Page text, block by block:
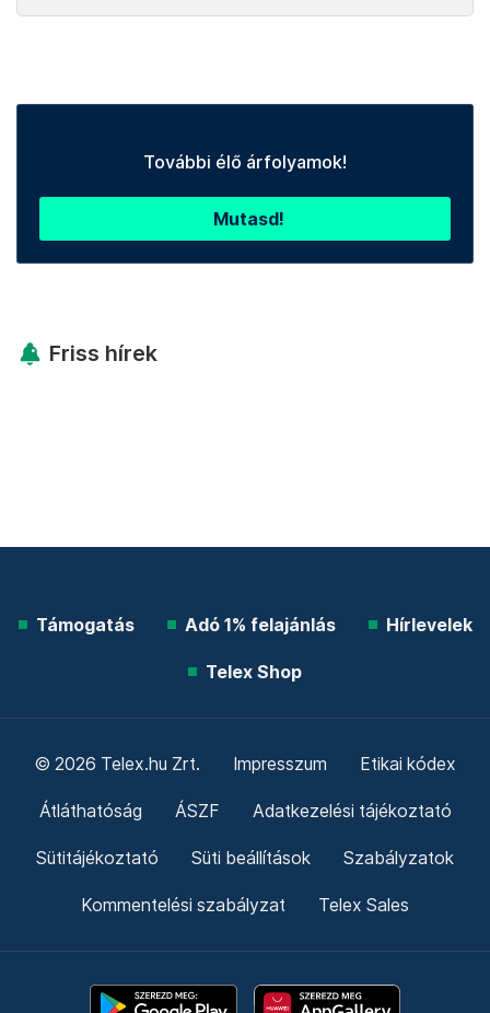
További élő árfolyamok!
Mutasd!
Friss hírek
Támogatás Adó 1% felajánlás Hírlevelek
Telex Shop
© 2026 Telex.hu Zrt. Impresszum Etikai kódex
Átláthatóság ÁSZF Adatkezelési tájékoztató
Sütitájékoztató Süti beállítások Szabályzatok
Kommentelési szabályzat Telex Sales